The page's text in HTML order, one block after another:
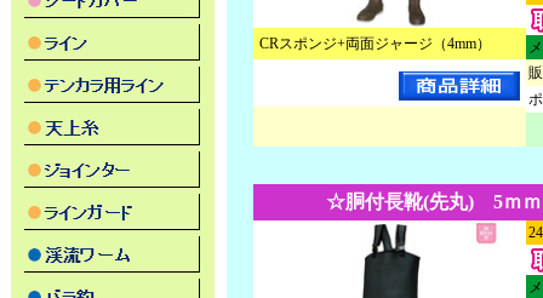
CRスポンジ+両面ジャージ（4mm）
☆胴付長靴(先丸) 5ｍ